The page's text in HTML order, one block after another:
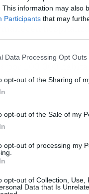
This information may also
Participants that may
Data Processing Opt Outs
opt-out of the Sharing of
opt-out of the Sale of my
opt-out of processing my
opt-out of Collection,
Data that Is
actualidad hay
se sitúa en
por 100.000